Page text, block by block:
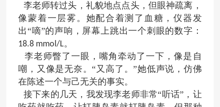
李老师转过头，礼貌地点点头，但眼神疏离，
像蒙着一层雾。她配合着测了血糖，仪器发
出 “嘀”的声响，屏幕上跳出一个刺眼的数字：
18.8 mmol/L。
李老师瞥了一眼，嘴角牵动了一下，像是自
嘲，又像是无奈。 “又高了。”她低声说，仿佛
在陈述一个与己无关的事实。
接下来的几天，我发现李老师非常“听话”，让